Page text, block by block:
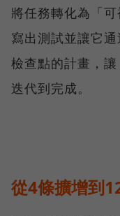
將任務轉化為「
寫出測試並讓它
檢查點的計畫，
迭代到完成。
從4條擴增到